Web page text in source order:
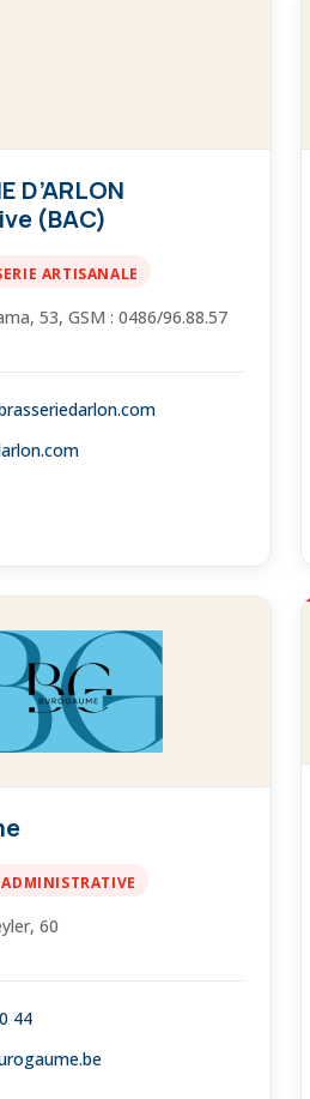
D’ARLON
(BAC)
ARTISANALE
53, GSM : 0486/96.88.57
60
44